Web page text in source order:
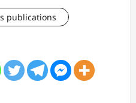
publications